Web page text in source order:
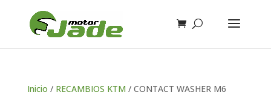
Inicio / RECAMBIOS KTM / CONTACT WASHER M6